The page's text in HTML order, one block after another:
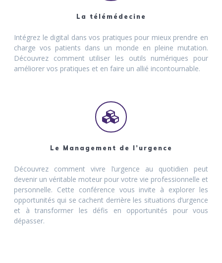
La télémédecine
Intégrez le digital dans vos pratiques pour mieux prendre en
charge vos patients dans un monde en pleine mutation.
Découvrez comment utiliser les outils numériques pour
améliorer vos pratiques et en faire un allié incontournable.
Le Management de l’urgence
Découvrez comment vivre l’urgence au quotidien peut
devenir un véritable moteur pour votre vie professionnelle et
personnelle. Cette conférence vous invite à explorer les
opportunités qui se cachent derrière les situations d’urgence
et à transformer les défis en opportunités pour vous
dépasser.